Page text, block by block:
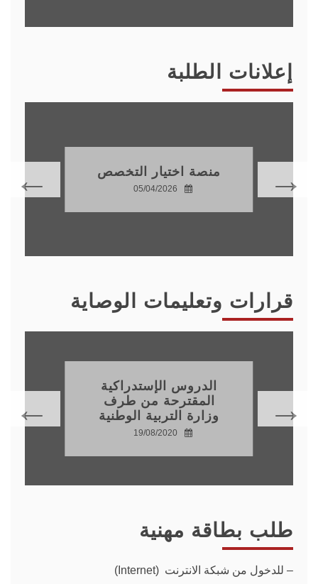
إعلانات الطلبة
منصة اختيار التخصص
05/04/2026
قرارات وتعليمات الوصاية
الدروس الإستدراكية
المقترحة من طرف
وزارة التربية الوطنية
19/08/2020
طلب بطاقة مهنية
– للدخول من شبكة الانترنت (Internet)